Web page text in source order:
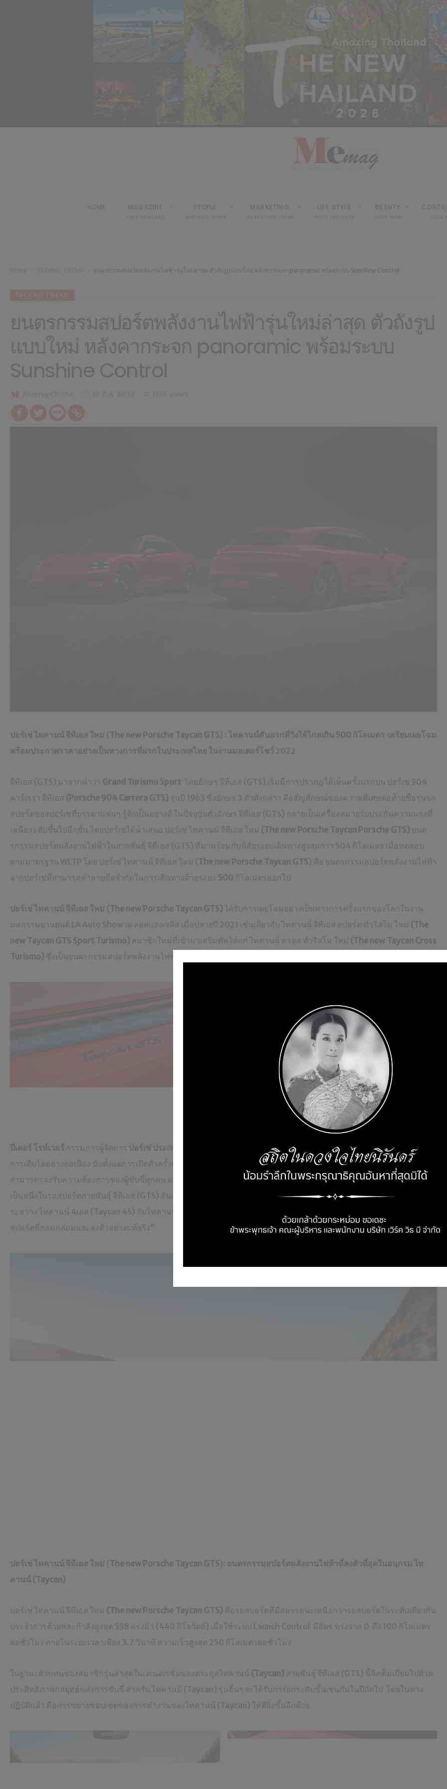
HOME MAGAZINE PEOPLE MARKETING LIFE STYLE BEAUTY
ยนตรกรรมสปอร์ตพลังงานไฟฟ้ารุ่นใหม่ล่าสุด ตัวถังรูปแบบใหม่ หลังคากระจก panoramic พร้อมระบบ Sunshine Control
ยนตรกรรมสปอร์ตพลังงานไฟฟ้ารุ่นใหม่ล่าสุด ตัวถังรูป
แบบใหม่ หลังคากระจก panoramic พร้อมระบบ
Sunshine Control
ปอร์เช่ ไทคานน์ จีทีเอส ใหม่ (The new Porsche Taycan GTS) : ไทคานน์คันแรกที่วิ่งได้ไกลเกิน 500 กิโลเมตร เตรียมเผยโฉม
พร้อมประกาศราคาอย่างเป็นทางการที่แรกในประเทศไทย ในงานมอเตอร์โชว์ 2022
จีทีเอส (GTS) มาจากคำว่า Grand Turismo Sport โดยอักษร จีทีเอส (GTS) เริ่มมีการปรากฎให้เห็นครั้งแรกบน ปอร์เช่ 904
คาร์เรร่า จีทีเอส (Porsche 904 Carrera GTS) รุ่นปี 1963 ซึ่งอักษร 3 ตัวดังกล่าว คือสัญลักษณ์ของความพิเศษต่อท้ายชื่อรุ่นรถ
สปอร์ตของปอร์เช่ที่บรรดาแฟนๆ รู้จักเป็นอย่างดี ในปัจจุบันตัวอักษร จีทีเอส (GTS) กลายเป็นเครื่องหมายรับประกันความแรงที่
เหนือระดับขึ้นไปอีกขั้น โดยปอร์เช่ได้นำเสนอ ปอร์เช่ ไทคานน์ จีทีเอส ใหม่ (The new Porsche Taycan Porsche GTS) ยนต
รกรรมสปอร์ตพลังงานไฟฟ้าในสายพันธุ์ จีทีเอส (GTS) ที่มาพร้อมกับพิสัยระยะเดินทางสูงสุดกว่า 504 กิโลเมตร เมื่อทดสอบ
ตามมาตรฐาน WLTP โดย ปอร์เช่ ไทคานน์ จีทีเอส ใหม่ (The new Porsche Taycan GTS) คือ ยนตรกรรมสปอร์ตพลังงานไฟฟ้า
จากปอร์เช่ที่สามารถทำลายขีดจำกัดในการเดินทางด้วยระยะ 500 กิโลเมตรออกไป
ปอร์เช่ ไทคานน์ จีทีเอส ใหม่ (The new Porsche Taycan GTS) ได้รับการเผยโฉมอย่างเป็นทางการครั้งแรกของโลกในงาน
มหกรรมยานยนต์ LA Auto Show ณ ลอสแองเจลิส เมื่อปลายปี 2021 เช่นเดียวกับ ไทคานน์ จีทีเอส สปอร์ต ทัวริสโม ใหม่ (The
new Taycan GTS Sport Turismo) สมาชิกใหม่ที่เข้ามาเสริมทัพให้แก่ ไทคานน์ ครอส ทัวริสโม ใหม่ (The new Taycan Cross
Turismo) ซึ่งเป็นยนตรกรรมสปอร์ตพลังงานไฟฟ้าอเนกประสงค์รุ่นแรกของแบรนด์ปอร์เช่
ปีเตอร์ โรห์เวอร์ กรรมการผู้จัดการ ปอร์เช่ ประเทศไทย โดย เอเอเอส กรุ๊ป กล่าวว่า “ปอร์เช่ ไทคานน์ (Porsche Taycan) มีอัตรา
การเติบโตอย่างต่อเนื่อง นับตั้งแต่การเปิดตัวครั้งแรกของโลกเมื่อปี 2019 ปอร์เช่ ไททานน์ มาพร้อมขุมพลังแห่งการขับเคลื่อนที่
สามารถรองรับความต้องการของผู้ขับขี่ทุกคน ผมรู้สึกยินดีมากที่ตอนนี้ปอร์เช่ ไทคานน์(Porsche Taycan)มีโอกาสเข้าร่วม
เป็นหนึ่งในรถสปอร์ตสายพันธุ์ จีทีเอส (GTS) อันเลื่องชื่อ รถสปอร์ตในสายพันธุ์ จีทีเอส (GTS) มีตำแหน่งทางการตลาดที่อยู่
ระหว่าง ไทคานน์ 4เอส (Taycan 4S) กับไทคานน์ เทอร์โบ (Taycan Turbo) เพราะฉะนั้นรถคันนี้จึงเป็นตัวแทนของความ
สปอร์ตที่กลมกล่อมและลงตัวอย่างแท้จริง”
ปอร์เช่ ไทคานน์ จีทีเอส ใหม่ (The new Porsche Taycan GTS): ยนตรกรรมสปอร์ตพลังงานไฟฟ้าที่ลงตัวที่สุดในอนุกรม ไท
คานน์ (Taycan)
ปอร์เช่ ไทคานน์ จีทีเอส ใหม่ (The new Porsche Taycan GTS) คือรถสปอร์ตที่มีสมรรถนะเหนือกว่ารถสปอร์ตในระดับเดียวกัน
ประจำการด้วยพละกำลังสูงสุด 598 แรงม้า (440 กิโลวัตต์) เมื่อใช้ระบบ Launch Control มีอัตราเร่งจาก 0 ถึง 100 กิโลเมตร
ต่อชั่วโมง ภายในระยะเวลาเพียง 3.7 วินาที ความเร็วสูงสุด 250 กิโลเมตรต่อชั่วโมง
ในฐานะตัวแทนของสมาชิกรุ่นล่าสุดในเจเนอเรชั่นของตระกูลไทคานน์ (Taycan) สายพันธุ์ จีทีเอส (GTS) นี้จึงเต็มเปี่ยมไปด้วย
ประสิทธิภาพกลยุทธ์แห่งการขับขี่ สำหรับ ไทคานน์ (Taycan) รุ่นอื่นๆ จะได้รับการยกระดับขึ้นเช่นกันในปีถัดไป โดยในทาง
ปฏิบัติแล้ว คือการขยายขอบเขตของการทำงานของไทคานน์ (Taycan) ให้ดียิ่งขึ้นอีกด้วย